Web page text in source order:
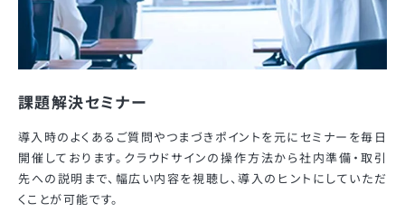
課題解決セミナー
導入時のよくあるご質問やつまづきポイントを元にセミナーを毎日
開催しております。クラウドサインの操作方法から社内準備・取引
先への説明まで、幅広い内容を視聴し、導入のヒントにしていただ
くことが可能です。